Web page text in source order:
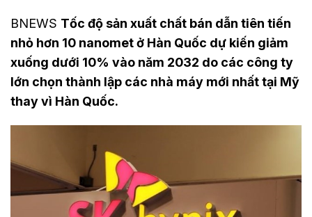
BNEWS Tốc độ sản xuất chất bán dẫn tiên tiến
nhỏ hơn 10 nanomet ở Hàn Quốc dự kiến giảm
xuống dưới 10% vào năm 2032 do các công ty
lớn chọn thành lập các nhà máy mới nhất tại Mỹ
thay vì Hàn Quốc.